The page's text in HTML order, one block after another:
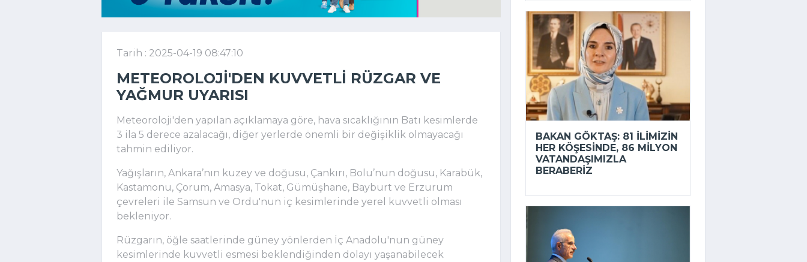
Tarih : 2025-04-19 08:47:10
METEOROLOJI'DEN KUVVETLI RÜZGAR VE
YAĞMUR UYARISI
Meteoroloji'den yapılan açıklamaya göre, hava sıcaklığının Batı kesimlerde
3 ila 5 derece azalacağı, diğer yerlerde önemli bir değişiklik olmayacağı
tahmin ediliyor.
Yağışların, Ankara’nın kuzey ve doğusu, Çankırı, Bolu’nun doğusu, Karabük,
Kastamonu, Çorum, Amasya, Tokat, Gümüşhane, Bayburt ve Erzurum
çevreleri ile Samsun ve Ordu'nun iç kesimlerinde yerel kuvvetli olması
bekleniyor.
Rüzgarın, öğle saatlerinde güney yönlerden İç Anadolu'nun güney
kesimlerinde kuvvetli esmesi beklendiğinden dolayı yaşanabilecek
BAKAN GÖKTAŞ: 81 ILIMIZIN
HER KÖŞESINDE, 86 MILYON
VATANDAŞIMIZLA
BERABERIZ